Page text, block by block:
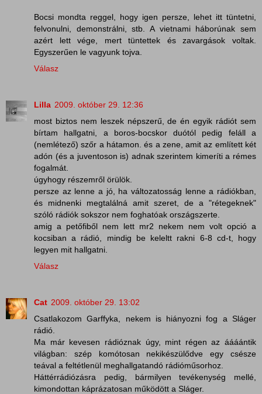
Bocsi mondta reggel, hogy igen persze, lehet itt tüntetni,
felvonulni, demonstrálni, stb. A vietnami háborúnak sem
azért lett vége, mert tüntettek és zavargások voltak.
Egyszerűen le vagyunk tojva.
Válasz
Lilla 2009. október 29. 12:36
most biztos nem leszek népszerű, de én egyik rádiót sem
bírtam hallgatni, a boros-bocskor duótól pedig feláll a
(nemlétező) szőr a hátamon. és a zene, amit az említett két
adón (és a juventoson is) adnak szerintem kimeríti a rémes
fogalmát.
úgyhogy részemről örülök.
persze az lenne a jó, ha változatosság lenne a rádiókban,
és midnenki megtalálná amit szeret, de a "rétegeknek"
szóló rádiók sokszor nem foghatóak országszerte.
amig a petőfiből nem lett mr2 nekem nem volt opció a
kocsiban a rádió, mindig be keleltt rakni 6-8 cd-t, hogy
legyen mit hallgatni.
Válasz
Cat 2009. október 29. 13:02
Csatlakozom Garffyka, nekem is hiányozni fog a Sláger
rádió.
Ma már kevesen rádióznak úgy, mint régen az áááántik
világban: szép komótosan nekikészülődve egy csésze
teával a feltétlenül meghallgatandó rádióműsorhoz.
Háttérrádiózásra pedig, bármilyen tevékenység mellé,
kimondottan káprázatosan működött a Sláger.